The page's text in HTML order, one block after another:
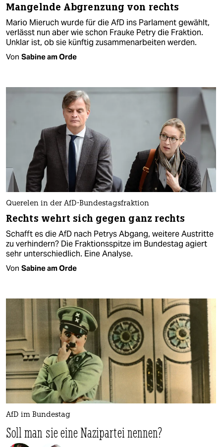
Mangelnde Abgrenzung von rechts
Mario Mieruch wurde für die AfD ins Parlament gewählt,
verlässt nun aber wie schon Frauke Petry die Fraktion.
Unklar ist, ob sie künftig zusammenarbeiten werden.
Von Sabine am Orde
Querelen in der AfD-Bundestagsfraktion
Rechts wehrt sich gegen ganz rechts
Schafft es die AfD nach Petrys Abgang, weitere Austritte
zu verhindern? Die Fraktionsspitze im Bundestag agiert
sehr unterschiedlich. Eine Analyse.
Von Sabine am Orde
AfD im Bundestag
Soll man sie eine Nazipartei nennen?